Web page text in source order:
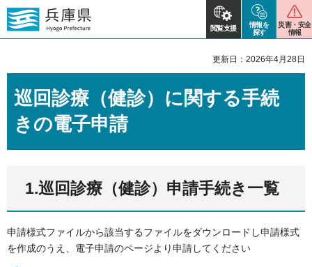
閲覧支援
情報を
探す
災害・安全
情報
更新日：2026年4月28日
巡回診療（健診）に関する手続
きの電子申請
1.巡回診療（健診）申請手続き一覧
申請様式ファイルから該当するファイルをダウンロードし申請様式
を作成のうえ、電子申請のページより申請してください